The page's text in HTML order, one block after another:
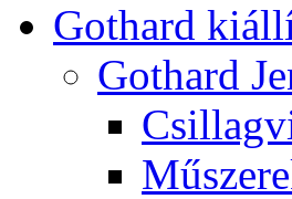
Got­hard
Got­hard